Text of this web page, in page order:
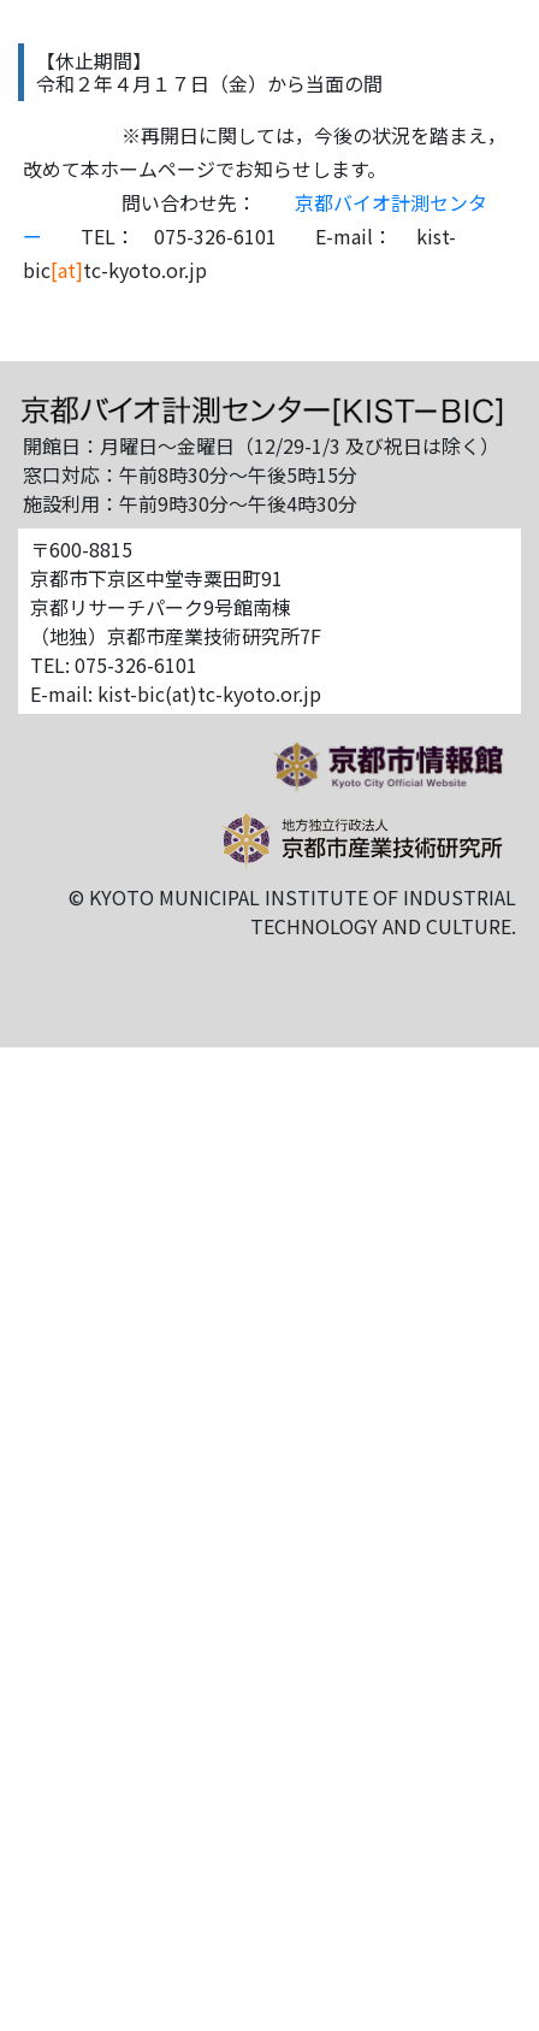
【休止期間】
令和２年４月１７日（金）から当面の間
※再開日に関しては，今後の状況を踏まえ，
改めて本ホームページでお知らせします。
問い合わせ先： 京都バイオ計測センタ
ー TEL： 075-326-6101 E-mail： kist-
bic[at]tc-kyoto.or.jp
開館日：月曜日～金曜日（12/29-1/3 及び祝日は除く）
窓口対応：午前8時30分～午後5時15分
施設利用：午前9時30分～午後4時30分
〒600-8815
京都市下京区中堂寺粟田町91
京都リサーチパーク9号館南棟
（地独）京都市産業技術研究所7F
TEL: 075-326-6101
E-mail: kist-bic(at)tc-kyoto.or.jp
© KYOTO MUNICIPAL INSTITUTE OF INDUSTRIAL
TECHNOLOGY AND CULTURE.